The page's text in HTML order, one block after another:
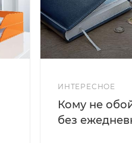
ИНТЕРЕСНОЕ
Кому не
без